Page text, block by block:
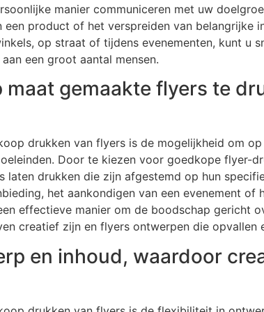
manier communiceren met uw
een product of het verspreiden van belangrijke
op straat of tijdens evenementen, kunt u
een groot aantal mensen.
gemaakte flyers te
drukken van flyers is de mogelijkheid om
Door te kiezen voor goedkope flyer-
laten drukken die zijn afgestemd op hun
het aankondigen van een evenement of
effectieve manier om de boodschap gericht
creatief zijn en flyers ontwerpen die opvallen
en inhoud, waardoor